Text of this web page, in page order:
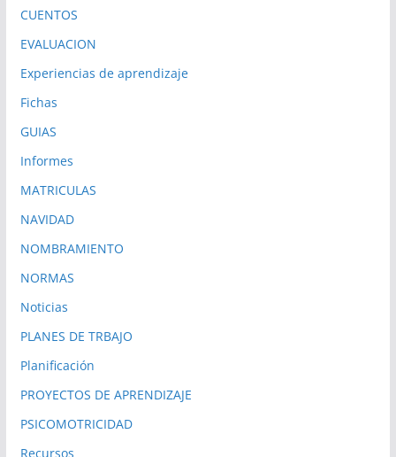
CUENTOS
EVALUACION
Experiencias de aprendizaje
Fichas
GUIAS
Informes
MATRICULAS
NAVIDAD
NOMBRAMIENTO
NORMAS
Noticias
PLANES DE TRBAJO
Planificación
PROYECTOS DE APRENDIZAJE
PSICOMOTRICIDAD
Recursos